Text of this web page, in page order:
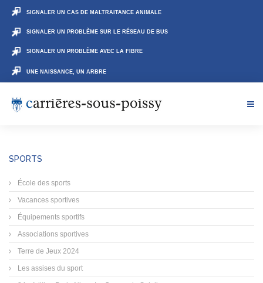
SIGNALER UN CAS DE MALTRAITANCE ANIMALE
SIGNALER UN PROBLÈME SUR LE RÉSEAU DE BUS
SIGNALER UN PROBLÈME AVEC LA FIBRE
UNE NAISSANCE, UN ARBRE
SPORTS
École des sports
Vacances sportives
Équipements sportifs
Associations sportives
Terre de Jeux 2024
Les assises du sport